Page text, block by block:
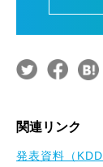
関連リンク
発表資料（